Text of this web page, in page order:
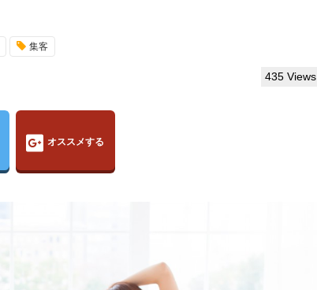
集客
435 Views
オススメする